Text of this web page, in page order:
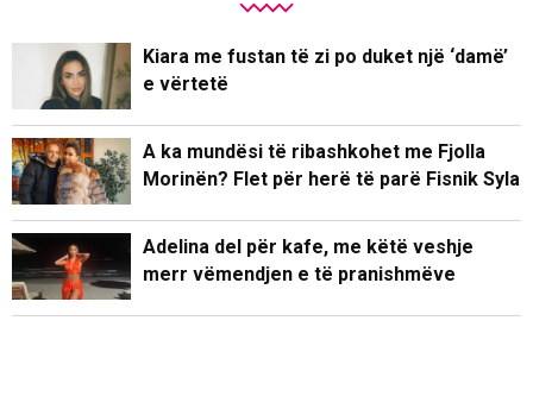
Kiara me fustan të zi po duket një ‘damë’
e vërtetë
A ka mundësi të ribashkohet me Fjolla
Morinën? Flet për herë të parë Fisnik Syla
Adelina del për kafe, me këtë veshje
merr vëmendjen e të pranishmëve